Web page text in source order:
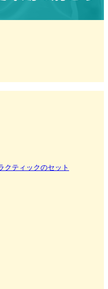
ティックのセット